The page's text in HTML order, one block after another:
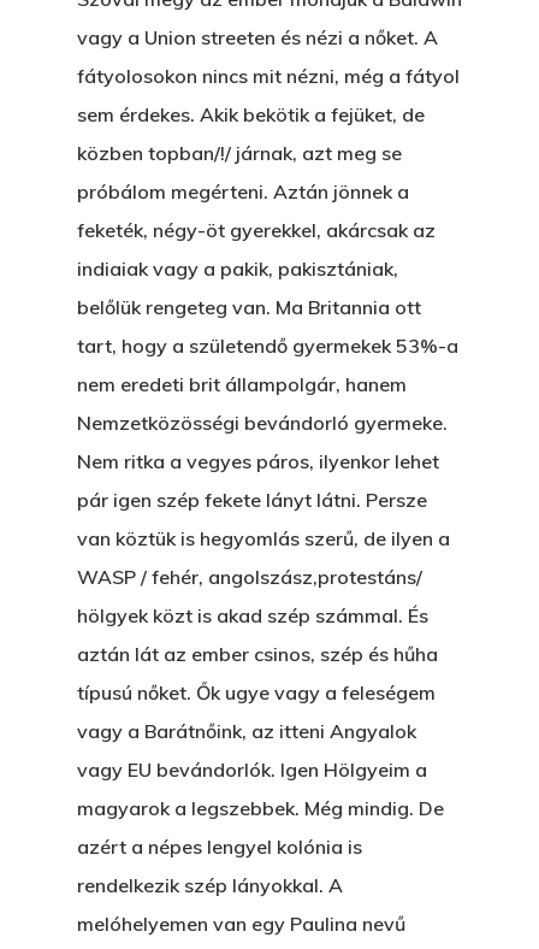
vagy a Union streeten és nézi a nőket. A
fátyolosokon nincs mit nézni, még a fátyol
sem érdekes. Akik bekötik a fejüket, de
közben topban/!/ járnak, azt meg se
próbálom megérteni. Aztán jönnek a
feketék, négy-öt gyerekkel, akárcsak az
indiaiak vagy a pakik, pakisztániak,
belőlük rengeteg van. Ma Britannia ott
tart, hogy a születendő gyermekek 53%-a
nem eredeti brit állampolgár, hanem
Nemzetközösségi bevándorló gyermeke.
Nem ritka a vegyes páros, ilyenkor lehet
pár igen szép fekete lányt látni. Persze
van köztük is hegyomlás szerű, de ilyen a
WASP / fehér, angolszász,protestáns/
hölgyek közt is akad szép számmal. És
aztán lát az ember csinos, szép és hűha
típusú nőket. Ők ugye vagy a feleségem
vagy a Barátnőink, az itteni Angyalok
vagy EU bevándorlók. Igen Hölgyeim a
magyarok a legszebbek. Még mindig. De
azért a népes lengyel kolónia is
rendelkezik szép lányokkal. A
melóhelyemen van egy Paulina nevű
AZ IGAZI AJÁNDÉK
Párizs És Újra MI
Egy Hitelt, Ödön?
ELMENT A VILLAMOS
GYERE VELEM
KÖNYVESBOLTBA,
A „BECSÜLETES”